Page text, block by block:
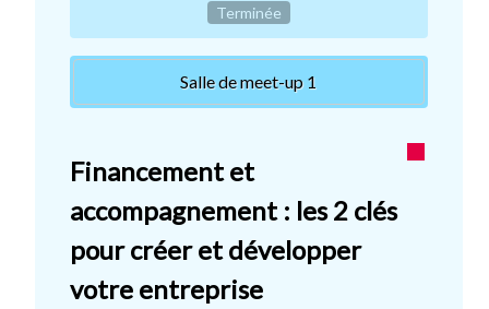
Terminée
Salle de meet-up 1
Financement et
accompagnement : les 2 clés
pour créer et développer
votre entreprise